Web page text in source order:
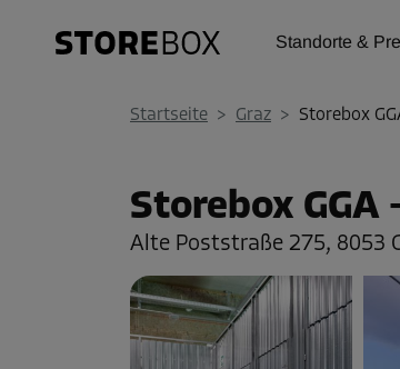
Standorte &
Startseite > Graz > Storebox
Storebox GGA
Alte Poststraße 275, 8053